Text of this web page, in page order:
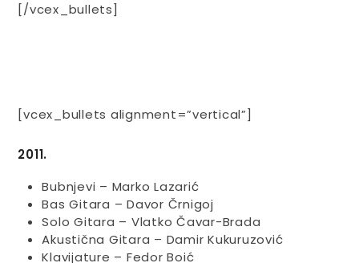
[/vcex_bullets]
[vcex_bullets alignment=”vertical”]
2011.
Bubnjevi – Marko Lazarić
Bas Gitara – Davor Črnigoj
Solo Gitara – Vlatko Čavar-Brada
Akustična Gitara – Damir Kukuruzović
Klavijature – Fedor Boić